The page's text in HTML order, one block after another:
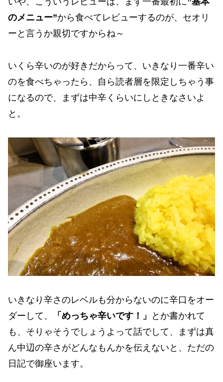
のメニュー”から食べてレビューするのが、セオリ
ーと言うか親切ですからね～
いくら辛いのが好きだからって、いきなり一番辛い
のを食べちゃったら、自ら読者層を限定しちゃう事
になるので、まずは中辛くらいにしときなさいよ
と。
いきなり辛さのレベルも分からないのに辛口をオー
ダーして、
「めっちゃ辛いです！」
とか書かれて
も、そりゃそうでしょうよって話でして、まずは真
ん中辺の辛さがどんなもんかを伝えないと、ただの
日記で御座います。